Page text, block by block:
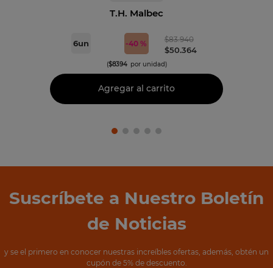
T.H. Malbec
6un -40 % $83.940
$50.364
($8394 por unidad)
Agregar al carrito
Suscríbete a Nuestro Boletín
de Noticias
y se el primero en conocer nuestras increíbles ofertas, además, obtén un
cupón de 5% de descuento.